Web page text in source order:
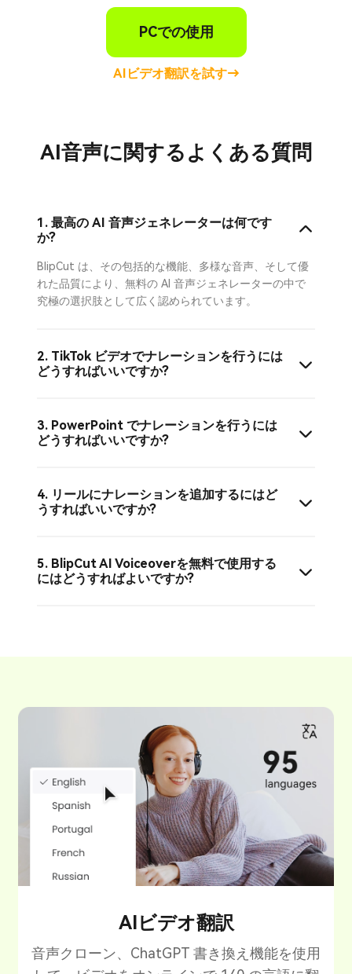
PCでの使用
AIビデオ翻訳を試す→
AI音声に関するよくある質問
1. 最高の AI 音声ジェネレーターは何です
か?
BlipCut は、その包括的な機能、多様な音声、そして優
れた品質により、無料の AI 音声ジェネレーターの中で
究極の選択肢として広く認められています。
2. TikTok ビデオでナレーションを行うには
どうすればいいですか?
3. PowerPoint でナレーションを行うには
どうすればいいですか?
4. リールにナレーションを追加するにはど
うすればいいですか?
5. BlipCut AI Voiceoverを無料で使用する
にはどうすればよいですか?
AIビデオ翻訳
音声クローン、ChatGPT 書き換え機能を使用